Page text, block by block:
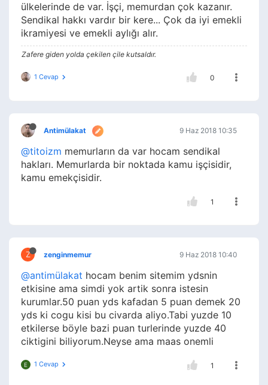
ülkelerinde de var. İşçi, memurdan çok kazanır.
Sendikal hakkı vardır bir kere... Çok da iyi emekli
ikramiyesi ve emekli aylığı alır.
Zafere giden yolda çekilen çile kutsaldır.
1 Cevap 0
Antimülakat 9 Haz 2018 10:35
@titoizm memurların da var hocam sendikal
hakları. Memurlarda bir noktada kamu işçisidir,
kamu emekçisidir.
1
Z zenginmemur 9 Haz 2018 10:40
@antimülakat hocam benim sitemim ydsnin
etkisine ama simdi yok artik sonra istesin
kurumlar.50 puan yds kafadan 5 puan demek 20
yds ki cogu kisi bu civarda aliyo.Tabi yuzde 10
etkilerse böyle bazi puan turlerinde yuzde 40
ciktigini biliyorum.Neyse ama maas onemli
E 1 Cevap 1